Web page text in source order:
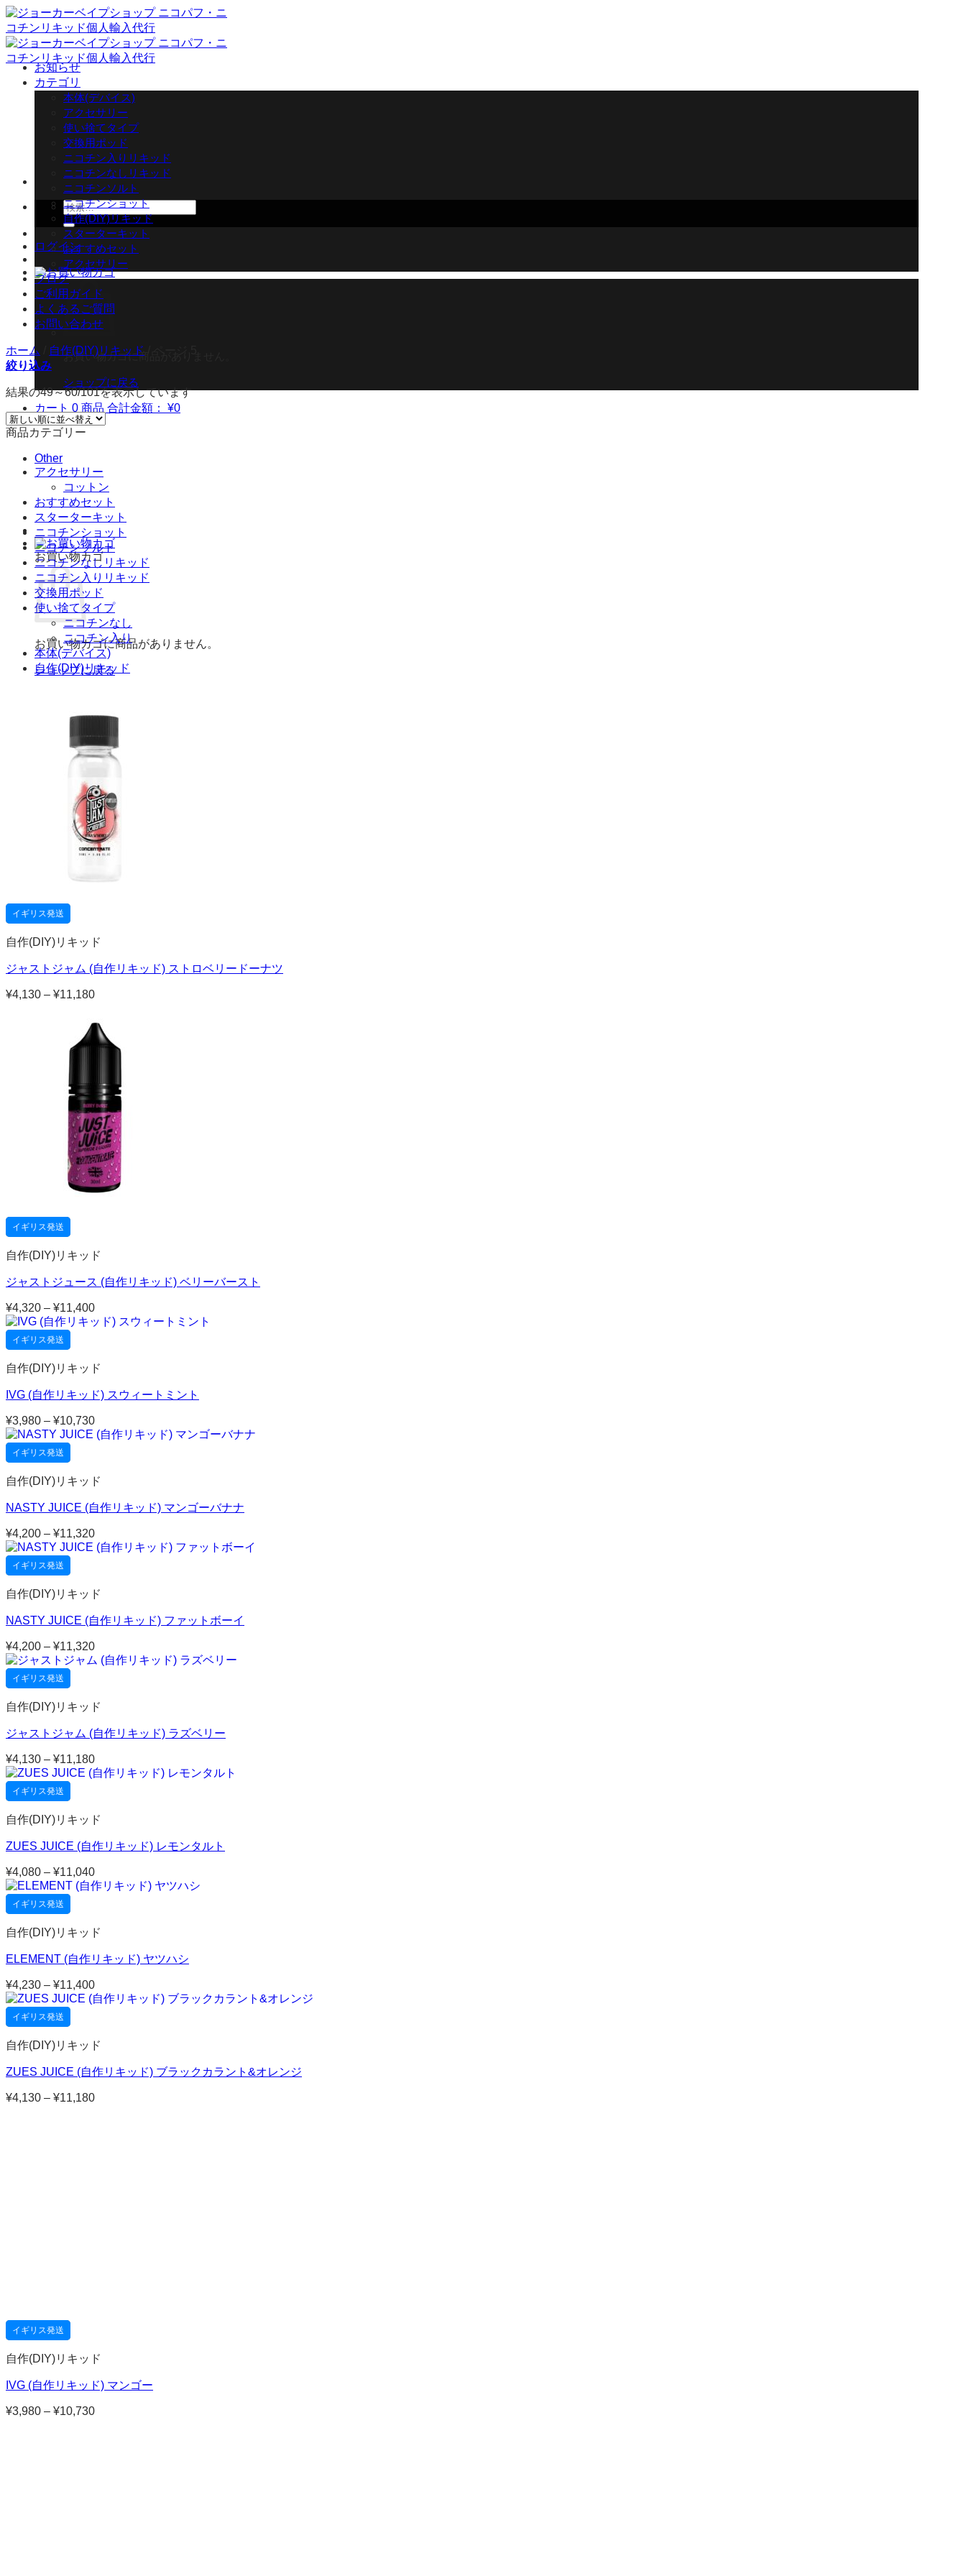
Skip
to
content
検
索
対
象:
ログイン
お買い物カゴに商品がありません。
ショップに戻る
カート 0 商品 合計金額： ¥0
お買い物カゴ
お買い物カゴに商品がありません。
ショップに戻る
お知らせ
カテゴリ
本体(デバイス)
アクセサリー
使い捨てタイプ
交換用ポッド
ニコチン入りリキッド
ニコチンなしリキッド
ニコチンソルト
ニコチンショット
自作(DIY)リキッド
スターターキット
おすすめセット
アクセサリー
ブログ
ご利用ガイド
よくあるご質問
お問い合わせ
ホーム 自作(DIY)リキッド
絞り込み
結果の49～60/101を表示しています
商品カテゴリー
Other
アクセサリー
コットン
おすすめセット
スターターキット
ニコチンショット
ニコチンソルト
ニコチンなしリキッド
ニコチン入りリキッド
交換用ポッド
使い捨てタイプ
ニコチンなし
ニコチン入り
本体(デバイス)
自作(DIY)リキッド
イギリス発送
自作(DIY)リキッド
ジャストジャム (自作リキッド) ストロベリードーナツ
¥4,130 – ¥11,180価
帯:
¥4,130
イギリス発送
自作(DIY)リキッド
ジャストジュース (自作リキッド) ベリーバースト
¥4,320 – ¥11,400価
格
–
イギリス発送
自作(DIY)リキッド
IVG (自作リキッド) スウィートミント
¥3,980 – ¥10,730価
格
–
イギリス発送
自作(DIY)リキッド
NASTY JUICE (自作リキッド) マンゴーバナナ
¥4,200 – ¥11,320価
格
–
イギリス発送
自作(DIY)リキッド
NASTY JUICE (自作リキッド) ファットボーイ
¥4,200 – ¥11,320価
格
–
イギリス発送
自作(DIY)リキッド
ジャストジャム (自作リキッド) ラズベリー
¥4,130 – ¥11,180価
格
–
イギリス発送
自作(DIY)リキッド
ZUES JUICE (自作リキッド) レモンタルト
¥4,080 – ¥11,040価
格
–
イギリス発送
自作(DIY)リキッド
ELEMENT (自作リキッド) ヤツハシ
¥4,230 – ¥11,400価
格
–
イギリス発送
自作(DIY)リキッド
ZUES JUICE (自作リキッド) ブラックカラント&オレンジ
¥4,130 – ¥11,180価
イギリス発送
自作(DIY)リキッド
IVG (自作リキッド) マンゴー
¥3,980 – ¥10,730価